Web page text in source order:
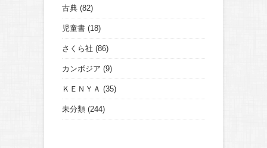
古典 (82)
児童書 (18)
さくら社 (86)
カンボジア (9)
ＫＥＮＹＡ (35)
未分類 (244)